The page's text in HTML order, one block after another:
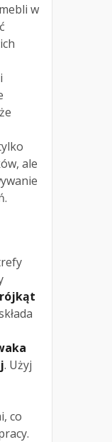
w
ale
. Użyj
co